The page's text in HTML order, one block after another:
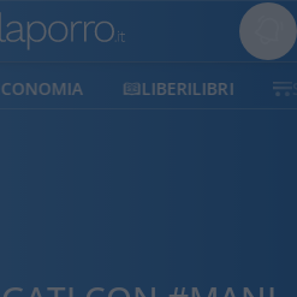
SHOP SOSTIENICI